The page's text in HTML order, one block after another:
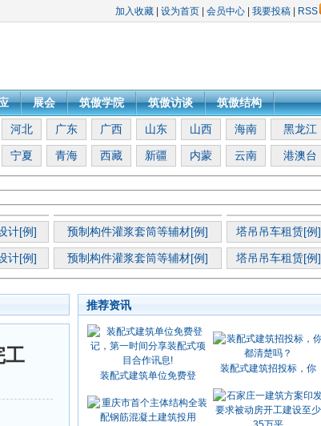
加入收藏 设为首页 会员中心 我要投稿 RSS
展会 筑傲学院 筑傲访谈 筑傲结构
河北 广东 广西 山东 山西 海南 黑龙江
宁夏 青海 西藏 新疆 内蒙 云南 港澳台
计[例] 预制构件灌浆套筒等辅材[例] 塔吊吊车租赁[例]
计[例] 预制构件灌浆套筒等辅材[例] 塔吊吊车租赁[例]
工
推荐资讯
装配式建筑单位免费登
装配式建筑招投标，你